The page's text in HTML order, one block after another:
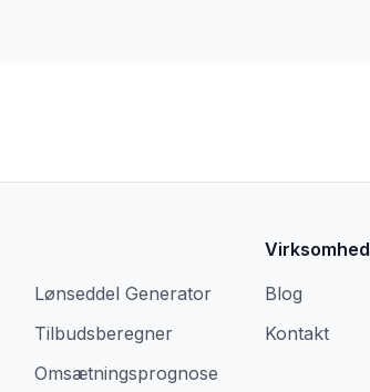
Lønseddel Generator
Tilbudsberegner
Omsætningsprognose
Virksomhed
Blog
Kontakt